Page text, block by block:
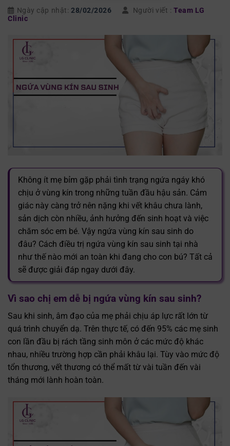
Ngày cập nhật: 28/02/2026 Người viết : Team LG
Clinic
Không ít mẹ bỉm gặp phải tình trạng ngứa ngáy khó
chịu ở vùng kín trong những tuần đầu hậu sản. Cảm
giác này càng trở nên nặng khi vết khâu chưa lành,
sản dịch còn nhiều, ảnh hưởng đến sinh hoạt và việc
chăm sóc em bé. Vậy ngứa vùng kín sau sinh do
đâu? Cách điều trị ngứa vùng kín sau sinh tại nhà
như thế nào mới an toàn khi đang cho con bú? Tất cả
sẽ được giải đáp ngay dưới đây.
Vì sao chị em dễ bị ngứa vùng kín sau sinh?
Sau khi sinh, âm đạo của mẹ phải chịu áp lực rất lớn từ
quá trình chuyển dạ. Trên thực tế, có đến 95% các mẹ sinh
con lần đầu bị rách tầng sinh môn ở các mức độ khác
nhau, nhiều trường hợp cần phải khâu lại. Tùy vào mức độ
tổn thương, vết thương có thể mất từ vài tuần đến vài
tháng mới lành hoàn toàn.